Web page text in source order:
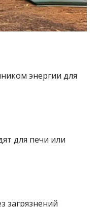
энергии для
для печи или
загрязнений